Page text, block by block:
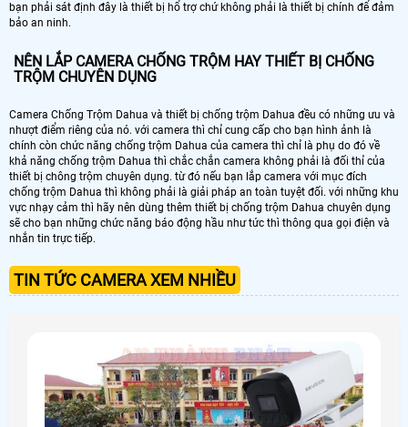
bạn phải sát định đây là thiết bị hổ trợ chứ không phải là thiết bị chính để đảm
bảo an ninh.
NÊN LẮP CAMERA CHỐNG TRỘM HAY THIẾT BỊ CHỐNG
TRỘM CHUYÊN DỤNG
Camera Chống Trộm Dahua và thiết bị chống trộm Dahua đều có những ưu và
nhượt điểm riêng của nó. với camera thì chỉ cung cấp cho bạn hình ảnh là
chính còn chức năng chống trộm Dahua của camera thì chỉ là phụ do đó về
khả năng chống trộm Dahua thì chắc chắn camera không phải là đối thỉ của
thiết bị chông trộm chuyên dụng. từ đó nếu bạn lắp camera với mục đích
chống trộm Dahua thì không phải là giải pháp an toàn tuyệt đối. với những khu
vực nhạy cảm thì hãy nên dùng thêm thiết bị chống trộm Dahua chuyên dụng
sẽ cho bạn những chức năng báo động hầu như tức thì thông qua gọi điện và
nhắn tin trực tiếp.
TIN TỨC CAMERA XEM NHIỀU